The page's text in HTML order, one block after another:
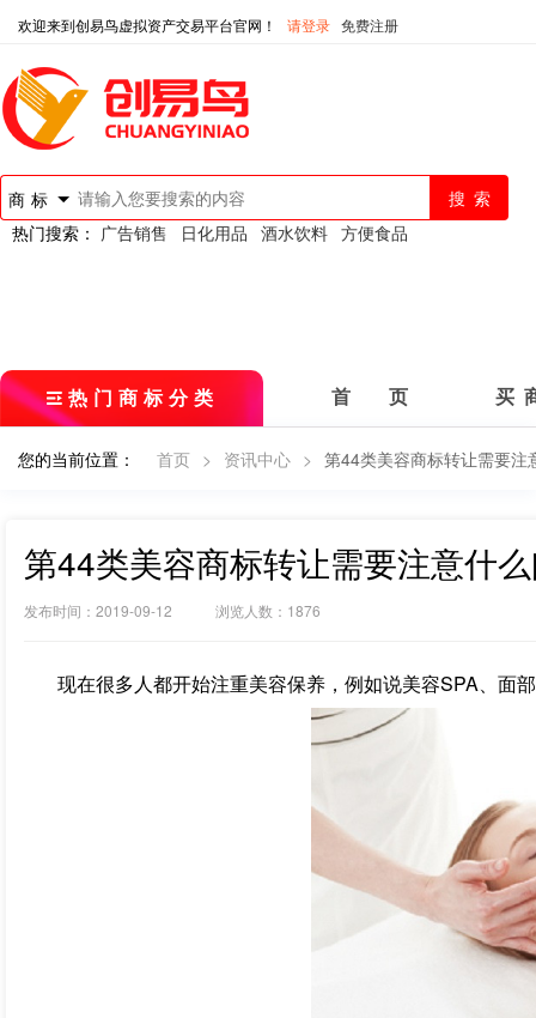
欢迎来到创易鸟虚拟资产交易平台官网！ 请登录 免费注册
商标
热门搜索： 广告销售 日化用品 酒水饮料 方便食品
热门商标分类 首 页 买
您的当前位置： 首页 > 资讯中心 > 第44类美容商标转让需要注
第44类美容商标转让需要注意什
发布时间：2019-09-12 浏览人数：1876
现在很多人都开始注重美容保养，例如说美容SPA、面